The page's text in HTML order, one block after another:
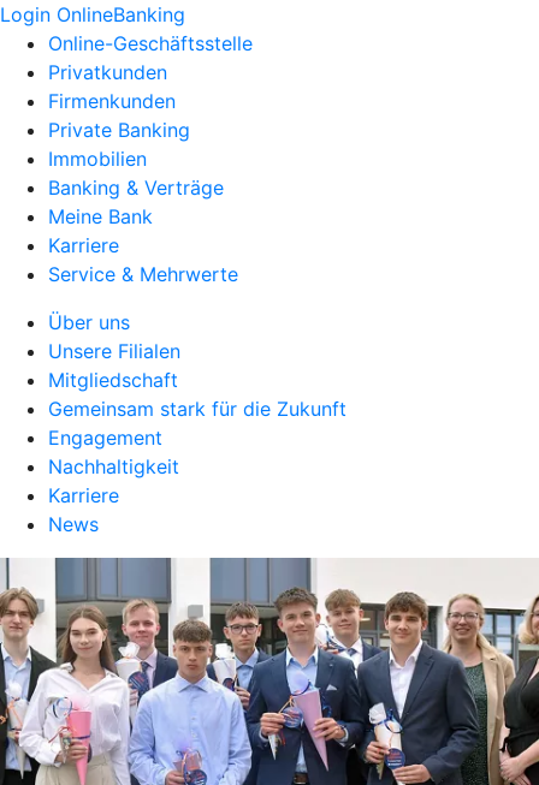
Login OnlineBanking
Online-Geschäftsstelle
Privatkunden
Firmenkunden
Private Banking
Immobilien
Banking & Verträge
Meine Bank
Karriere
Service & Mehrwerte
Über uns
Unsere Filialen
Mitgliedschaft
Gemeinsam stark für die Zukunft
Engagement
Nachhaltigkeit
Karriere
News